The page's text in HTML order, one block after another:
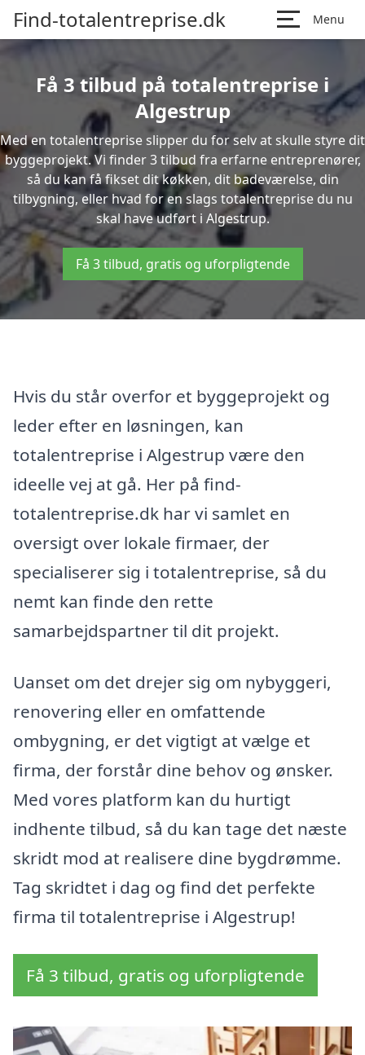
Find-totalentreprise.dk Menu
Få 3 tilbud på totalentreprise i
Algestrup
Med en totalentreprise slipper du for selv at skulle styre dit
byggeprojekt. Vi finder 3 tilbud fra erfarne entreprenører,
så du kan få fikset dit køkken, dit badeværelse, din
tilbygning, eller hvad for en slags totalentreprise du nu
skal have udført i Algestrup.
Få 3 tilbud, gratis og uforpligtende
Hvis du står overfor et byggeprojekt og
leder efter en løsningen, kan
totalentreprise i Algestrup være den
ideelle vej at gå. Her på find-
totalentreprise.dk har vi samlet en
oversigt over lokale firmaer, der
specialiserer sig i totalentreprise, så du
nemt kan finde den rette
samarbejdspartner til dit projekt.
Uanset om det drejer sig om nybyggeri,
renovering eller en omfattende
ombygning, er det vigtigt at vælge et
firma, der forstår dine behov og ønsker.
Med vores platform kan du hurtigt
indhente tilbud, så du kan tage det næste
skridt mod at realisere dine bygdrømme.
Tag skridtet i dag og find det perfekte
firma til totalentreprise i Algestrup!
Få 3 tilbud, gratis og uforpligtende